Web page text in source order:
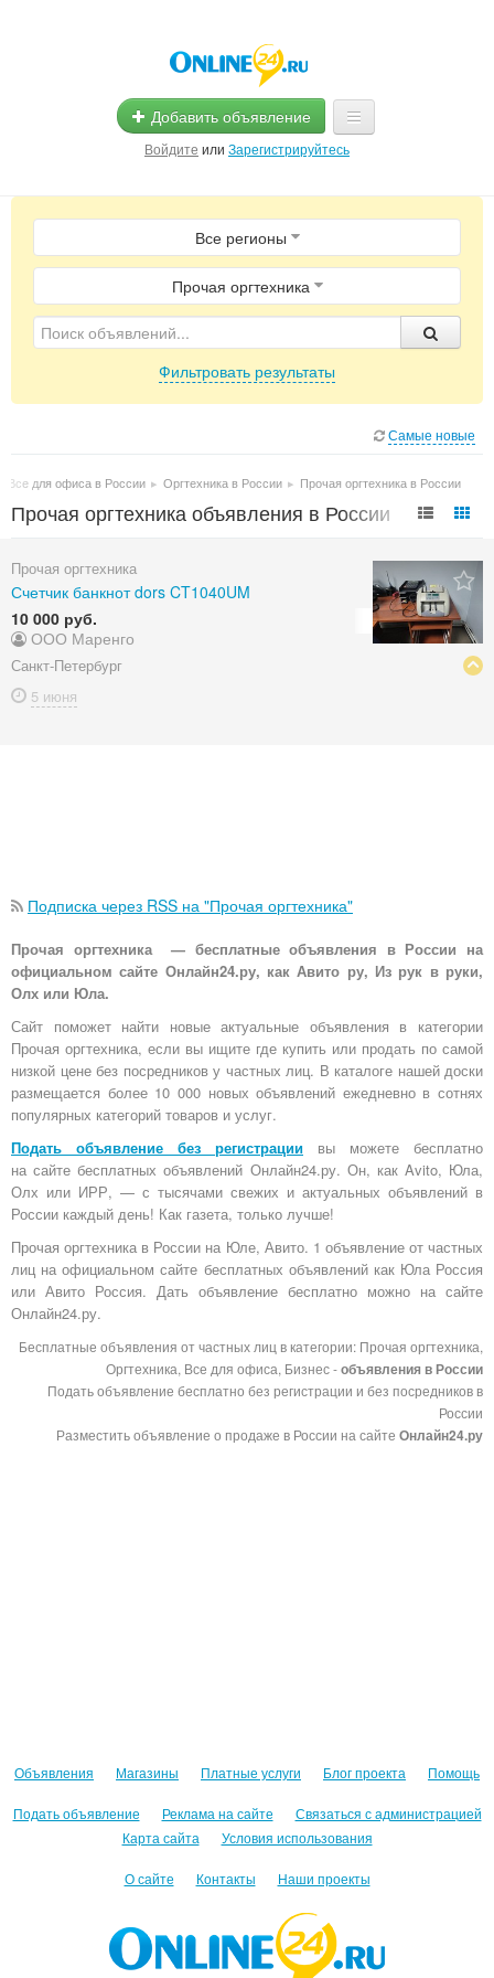
Добавить объявление
Войдите или Зарегистрируйтесь
Главная
Помощь
Услуги
Магазины
Все регионы
Прочая оргтехника
Фильтровать результаты
Самые новые
Все для офиса в России ▸ Оргтехника в России ▸ Прочая оргтехника в России
Прочая оргтехника объявления в России
Прочая оргтехника
Счетчик банкнот dors CT1040UM
10 000 руб.
ООО Маренго
Санкт-Петербург
5 июня
Подписка через RSS на "Прочая оргтехника"
Прочая оргтехника — бесплатные объявления в России на
официальном сайте Онлайн24.ру, как Авито ру, Из рук в руки,
Олх или Юла.
Сайт поможет найти новые актуальные объявления в категории
Прочая оргтехника, если вы ищите где купить или продать по самой
низкой цене без посредников у частных лиц. В каталоге нашей доски
размещается более 10 000 новых объявлений ежедневно в сотнях
популярных категорий товаров и услуг.
Подать объявление без регистрации вы можете бесплатно
насайте бесплатных объявлений Онлайн24.ру. Он, как Avito, Юла,
Олх или ИРР, — с тысячами свежих и актуальных объявлений в
России каждый день! Как газета, только лучше!
Прочая оргтехника в России на Юле, Авито. 1 объявление от частных
лиц на официальном сайте бесплатных объявлений как Юла Россия
или Авито Россия. Дать объявление бесплатно можно на сайте
Онлайн24.ру.
Бесплатные объявления от частных лиц в категории: Прочая оргтехника,
Оргтехника, Все для офиса, Бизнес -объявления в России
Подать объявление бесплатно без регистрации и без посредников в
России
Разместить объявление о продаже в России на сайте Онлайн24.ру
Объявления Магазины Платные услуги Блог проекта Помощь
Подать объявление Реклама на сайте
Связаться с администрацией
Карта сайта
Условия использования
О сайте Контакты Наши проекты